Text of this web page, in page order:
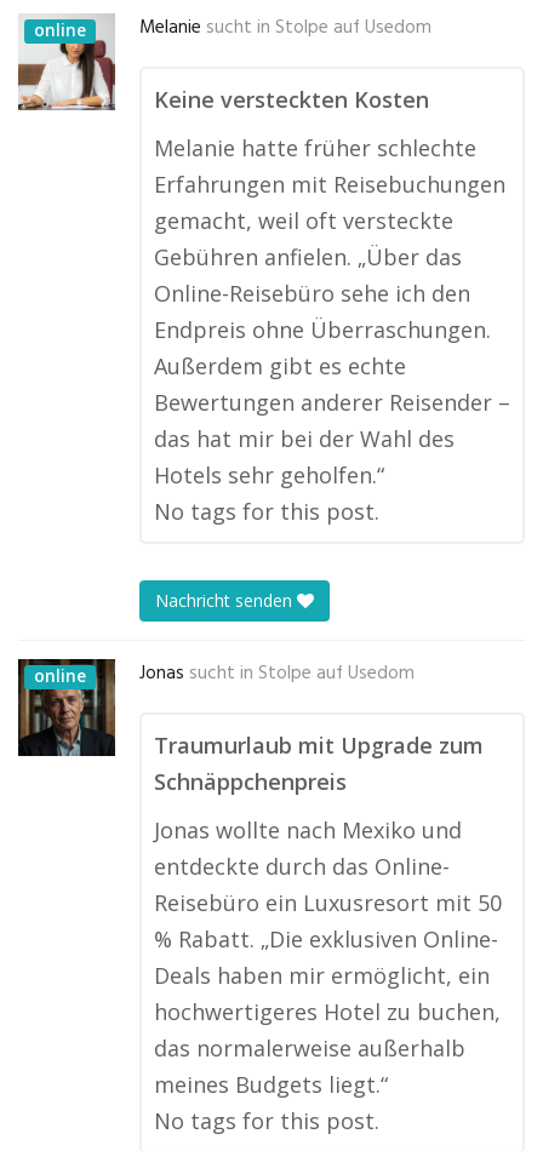
online Melanie sucht in Stolpe auf Usedom
Keine versteckten Kosten
Melanie hatte früher schlechte
Erfahrungen mit Reisebuchungen
gemacht, weil oft versteckte
Gebühren anfielen. „Über das
Online-Reisebüro sehe ich den
Endpreis ohne Überraschungen.
Außerdem gibt es echte
Bewertungen anderer Reisender –
das hat mir bei der Wahl des
Hotels sehr geholfen.“
No tags for this post.
Nachricht senden
online Jonas sucht in Stolpe auf Usedom
Traumurlaub mit Upgrade zum
Schnäppchenpreis
Jonas wollte nach Mexiko und
entdeckte durch das Online-
Reisebüro ein Luxusresort mit 50
% Rabatt. „Die exklusiven Online-
Deals haben mir ermöglicht, ein
hochwertigeres Hotel zu buchen,
das normalerweise außerhalb
meines Budgets liegt.“
No tags for this post.